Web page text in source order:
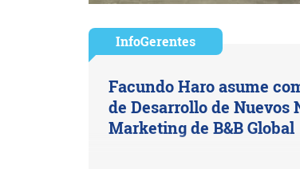
InfoGerentes
Facundo Haro asume
de Desarrollo de Nuevos
Marketing de B&B Global